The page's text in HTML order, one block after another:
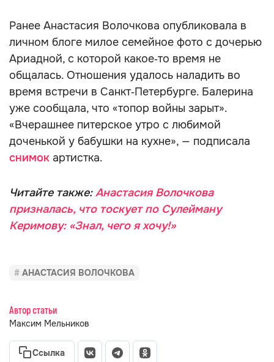
Ранее Анастасия Волочкова опубликовала в
личном блоге милое семейное фото с дочерью
Ариадной, с которой какое‑то время не
общалась. Отношения удалось наладить во
время встречи в Санкт‑Петербурге. Балерина
уже сообщала, что «топор войны зарыт».
«Вчерашнее питерское утро с любимой
доченькой у бабушки на кухне», — подписала
снимок артистка.
Читайте также:Анастасия Волочкова
призналась, что тоскует по Сулейману
Керимову: «Знал, чего я хочу!»
АНАСТАСИЯ ВОЛОЧКОВА
Автор статьи
Максим Мельников
Ссылка